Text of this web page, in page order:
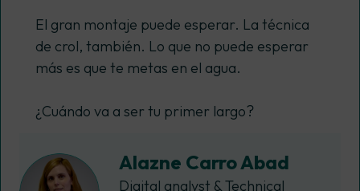
El gran montaje puede esperar. La técnica
de crol, también. Lo que no puede esperar
más es que te metas en el agua.
¿Cuándo va a ser tu primer largo?
Alazne Carro Abad
Digital analyst & Technical